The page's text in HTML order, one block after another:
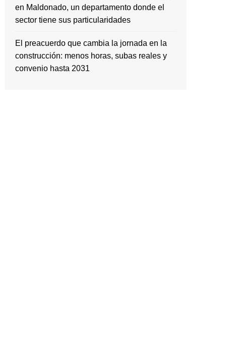
en Maldonado, un departamento donde el
sector tiene sus particularidades
El preacuerdo que cambia la jornada en la
construcción: menos horas, subas reales y
convenio hasta 2031